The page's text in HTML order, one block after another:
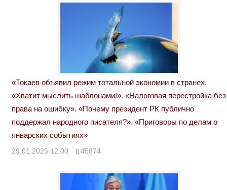
«Токаев объявил режим тотальной экономии в стране».
«Хватит мыслить шаблонами!». «Налоговая перестройка без
права на ошибку». «Почему президент РК публично
поддержал народного писателя?». «Приговоры по делам о
январских событиях»
29.01.2025 12:00 45874